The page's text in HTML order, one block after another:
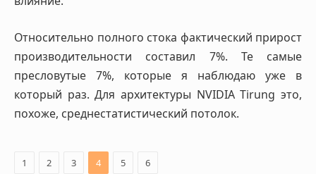
Относительно полного стока фактический прирост
производительности составил 7%. Те самые
пресловутые 7%, которые я наблюдаю уже в
который раз. Для архитектуры NVIDIA Tirung это,
похоже, среднестатистический потолок.
1 2 3 4 5 6